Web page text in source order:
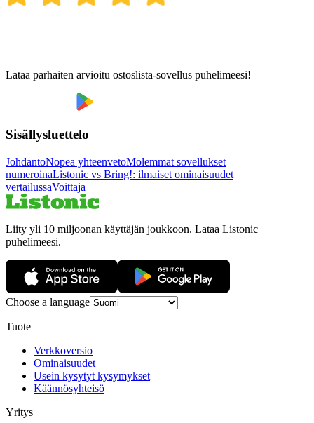
Lataa parhaiten arvioitu ostoslista-sovellus puhelimeesi!
Sisällysluettelo
JohdantoNopea yhteenvetoMolemmat sovellukset
numeroinaListonic vs Bring!: ilmaiset ominaisuudet
vertailussaVoittaja
Liity yli 10 miljoonan käyttäjän joukkoon. Lataa Listonic
puhelimeesi.
Choose a language
Tuote
Verkkoversio
Ominaisuudet
Usein kysytyt kysymykset
Käännösyhteisö
Yritys